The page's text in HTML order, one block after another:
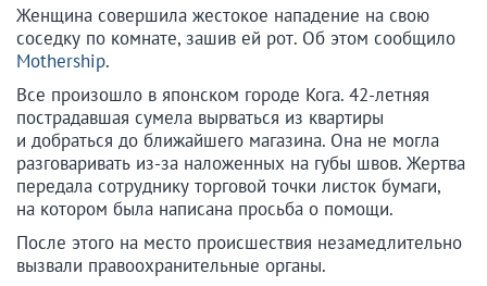
Женщина совершила жестокое нападение на свою
соседку по комнате, зашив ей рот. Об этом сообщило
Mothership.
Все произошло в японском городе Кога. 42-летняя
пострадавшая сумела вырваться из квартиры
и добраться до ближайшего магазина. Она не могла
разговаривать из-за наложенных на губы швов. Жертва
передала сотруднику торговой точки листок бумаги,
на котором была написана просьба о помощи.
После этого на место происшествия незамедлительно
вызвали правоохранительные органы.